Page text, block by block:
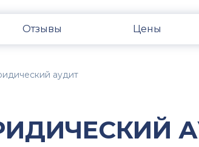
Отзывы Цены
аудит